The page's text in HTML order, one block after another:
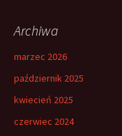
Archiwa
marzec 2026
październik 2025
kwiecień 2025
czerwiec 2024